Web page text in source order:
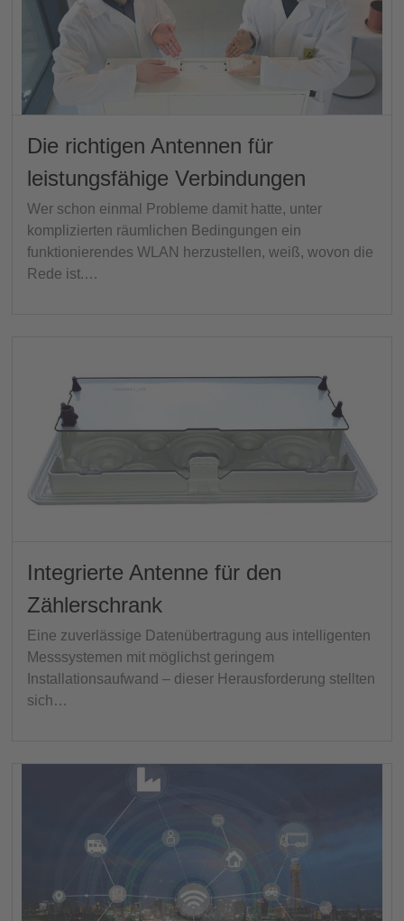
Die richtigen Antennen für
leistungsfähige Verbindungen
Wer schon einmal Probleme damit hatte, unter
komplizierten räumlichen Bedingungen ein
funktionierendes WLAN herzustellen, weiß, wovon die
Rede ist.…
Integrierte Antenne für den
Zählerschrank
Eine zuverlässige Datenübertragung aus intelligenten
Messsystemen mit möglichst geringem
Installationsaufwand – dieser Herausforderung stellten
sich…